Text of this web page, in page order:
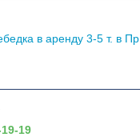
в аренду 3-5 т. в Пр
19